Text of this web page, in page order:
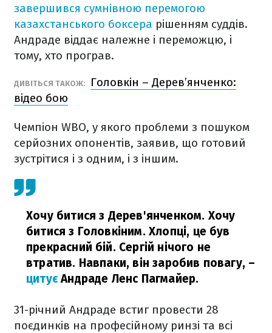
завершився сумнівною перемогою
казахстанського боксера рішенням суддів.
Андраде віддає належне і переможцю, і
тому, хто програв.
ДИВІТЬСЯ ТАКОЖ:
Головкін – Дерев’янченко:
відео бою
Чемпіон WBO, у якого проблеми з пошуком
серйозних опонентів, заявив, що готовий
зустрітися і з одним, і з іншим.
Хочу битися з Дерев'янченком. Хочу
битися з Головкіним. Хлопці, це був
прекрасний бій. Сергій нічого не
втратив. Навпаки, він заробив повагу, –
цитуєАндраде Ленс Пагмайер.
31-річний Андраде встиг провести 28
поєдинків на професійному ринзі та всі